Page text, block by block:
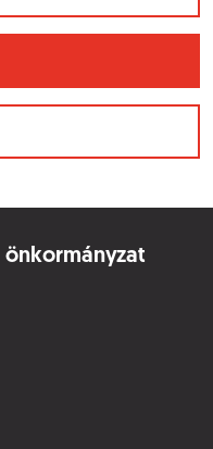
önkormányzat